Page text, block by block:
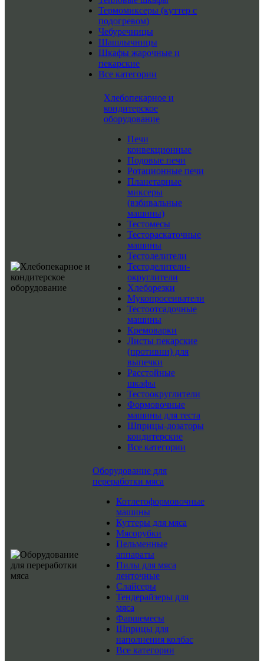
Термомиксеры (куттер с
подогревом)
Чебуречницы
Шашлычницы
Шкафы жарочные и
пекарские
Все категории
Хлебопекарное и
кондитерское
оборудование
Печи
конвекционные
Подовые печи
Ротационные печи
Планетарные
миксеры
(взбивальные
машины)
Тестомесы
Тестораскаточные
машины
Тестоделители
Тестоделители-
округлители
Хлеборезки
Мукопросеиватели
Тестоотсадочные
машины
Кремоварки
Листы пекарские
(противни) для
выпечки
Расстойные
шкафы
Тестоокруглители
Формовочные
машины для теста
Шприцы-дозаторы
кондитерские
Все категории
Оборудование для
переработки мяса
Котлетоформовочные
машины
Куттеры для мяса
Мясорубки
Пельменные
аппараты
Пилы для мяса
ленточные
Слайсеры
Тендерайзеры для
мяса
Фаршемесы
Шприцы для
наполнения колбас
Все категории